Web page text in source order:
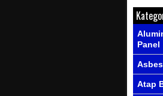
Panel
Asbes
Atap